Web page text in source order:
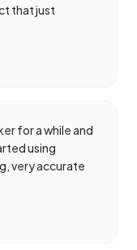
that just
for a while and
using
very accurate